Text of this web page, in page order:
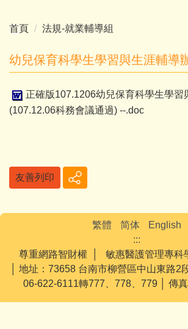
首頁 法規-就業輔導組
幼兒保育科學生學習與生涯輔導
正確版107.1206幼兒保育科學生學習
(107.12.06科務會議通過) --.doc
友善列印
繁體 简体
English
:::
尊重網路智財權 │ 敏惠醫護管理專科
│ 地址：73658 台南市柳營區中山東路2
06-622-6111轉777、778、779 │ 傳